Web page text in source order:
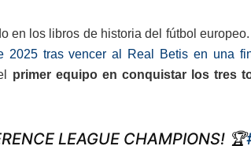
en los libros de historia del fútbol
2025 tras vencer al Real Betis en una
primer equipo en conquistar los tres
LEAGUE CHAMPIONS! 🏆